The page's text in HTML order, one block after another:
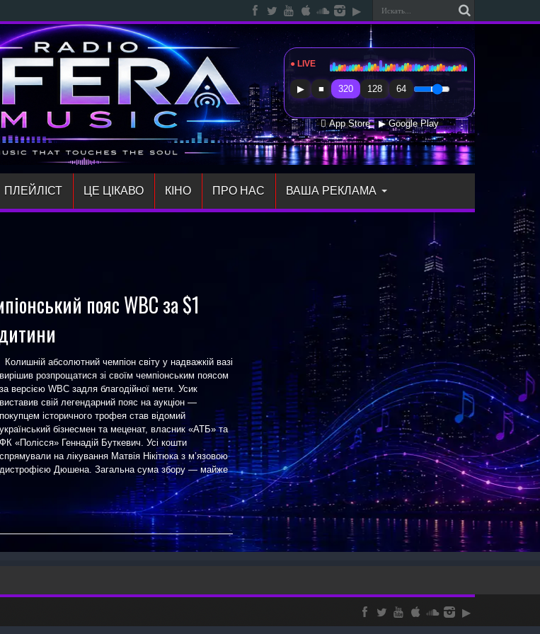
● LIVE Radio Sfera Music
▶ ■ 320 128 64
 App Store ▶ Google Play
ПЛЕЙЛIСТ ЦЕ ЦІКАВО КІНО ПРО НАС ВАША РЕКЛАМА
пояс WBC за $1
Колишній абсолютний чемпіон світу у надважкій вазі
вирішив розпрощатися зі своїм чемпіонським поясом
за версією WBC задля благодійної мети. Усик
виставив свій легендарний пояс на аукціон —
покупцем історичного трофея став відомий
український бізнесмен та меценат, власник «АТБ» та
ФК «Полісся» Геннадій Буткевич. Усі кошти
спрямували на лікування Матвія Нікітюка з м’язовою
дистрофією Дюшена. Загальна сума збору — майже